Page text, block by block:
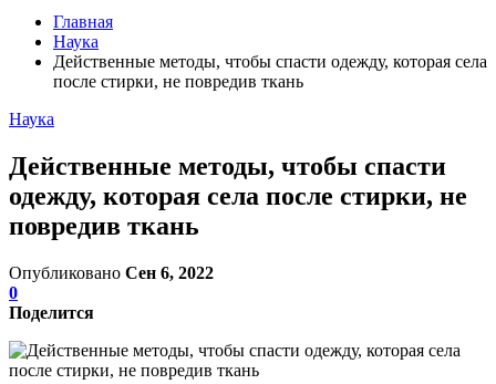
Главная
Наука
Действенные методы, чтобы спасти одежду, которая села
после стирки, не повредив ткань
Наука
Действенные методы, чтобы спасти
одежду, которая села после стирки, не
повредив ткань
Опубликовано Сен 6, 2022
0
Поделится